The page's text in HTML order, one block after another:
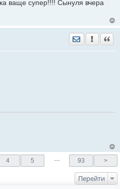
ваще супер!!!! Сынуля вчера
Отправить
4 5 … 93 >
Перейти